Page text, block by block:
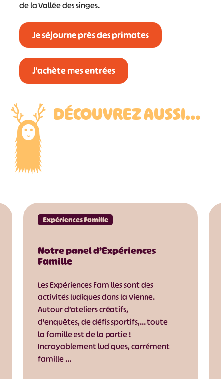
de la Vallée des singes.
Je séjourne près des primates
J’achète mes entrées
DÉCOUVREZ AUSSI…
Expériences Famille
Notre panel d’Expériences
Famille
Les Expériences Familles sont des
activités ludiques dans la Vienne.
Autour d’ateliers créatifs,
d’enquêtes, de défis sportifs,… toute
la famille est de la partie !
Incroyablement ludiques, carrément
famille …